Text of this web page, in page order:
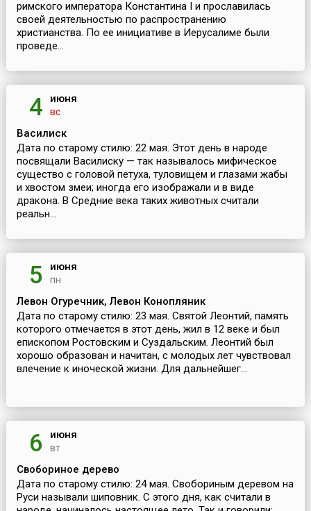
римского императора Константина I и прославилась
своей деятельностью по распространению
христианства. По ее инициативе в Иерусалиме были
проведе...
4 июня
вс
Василиск
Дата по старому стилю: 22 мая. Этот день в народе
посвящали Василиску — так называлось мифическое
существо с головой петуха, туловищем и глазами жабы
и хвостом змеи; иногда его изображали и в виде
дракона. В Средние века таких животных считали
реальн...
5 июня
пн
Левон Огуречник, Левон Конопляник
Дата по старому стилю: 23 мая. Святой Леонтий, память
которого отмечается в этот день, жил в 12 веке и был
епископом Ростовским и Суздальским. Леонтий был
хорошо образован и начитан, с молодых лет чувствовал
влечение к иноческой жизни. Для дальнейшег...
6 июня
вт
Свобориное дерево
Дата по старому стилю: 24 мая. Свобориным деревом на
Руси называли шиповник. С этого дня, как считали в